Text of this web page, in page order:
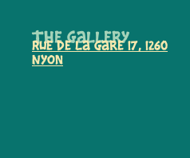
The Gallery
Rue de la Gare 17, 1260
Nyon